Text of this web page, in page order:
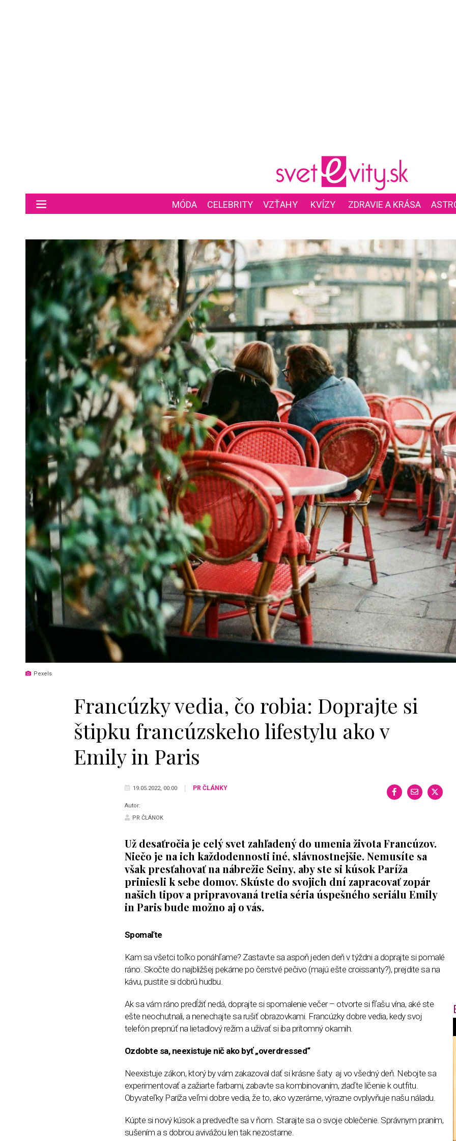
MÓDA CELEBRITY VZŤAHY KVÍZY ZDRAVIE A KRÁSA
Pexels
Francúzky vedia, čo robia: Doprajte si
štipku francúzskeho lifestylu ako v
Emily in Paris
19.05.2022, 00:00 PR ČLÁNKY
Autor:
PR ČLÁNOK
Už desaťročia je celý svet zahľadený do umenia života Francúzov.
Niečo je na ich každodennosti iné, slávnostnejšie. Nemusíte sa
však presťahovať na nábrežie Seiny, aby ste si kúsok Paríža
priniesli k sebe domov. Skúste do svojich dní zapracovať zopár
našich tipov a pripravovaná tretia séria úspešného seriálu Emily
in Paris bude možno aj o vás.
Spomaľte
Kam sa všetci toľko ponáhľame? Zastavte sa aspoň jeden deň v týždni a doprajte si pomalé
ráno. Skočte do najbližšej pekárne po čerstvé pečivo (majú ešte croissanty?), prejdite sa na
kávu, pustite si dobrú hudbu.
Ak sa vám ráno predĺžiť nedá, doprajte si spomalenie večer – otvorte si fľašu vína, aké ste
ešte neochutnali, a nenechajte sa rušiť obrazovkami. Francúzky dobre vedia, kedy svoj
telefón prepnúť na lietadlový režim a užívať si iba prítomný okamih.
Ozdobte sa, neexistuje nič ako byť „overdressed“
Neexistuje zákon, ktorý by vám zakazoval dať si krásne šaty aj vo všedný deň. Nebojte sa
experimentovať a zažiarte farbami, zabavte sa kombinovaním, zlaďte líčenie k outfitu.
Obyvateľky Paríža veľmi dobre vedia, že to, ako vyzeráme, výrazne ovplyvňuje našu náladu.
Kúpte si nový kúsok a predveďte sa v ňom. Starajte sa o svoje oblečenie. Správnym praním,
sušením a s dobrou avivážou len tak nezostarne.
f